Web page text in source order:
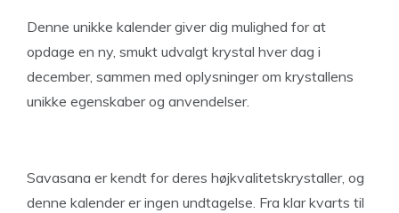
Denne unikke kalender giver dig mulighed for at
opdage en ny, smukt udvalgt krystal hver dag i
december, sammen med oplysninger om krystallens
unikke egenskaber og anvendelser.
Savasana er kendt for deres højkvalitetskrystaller, og
denne kalender er ingen undtagelse. Fra klar kvarts til